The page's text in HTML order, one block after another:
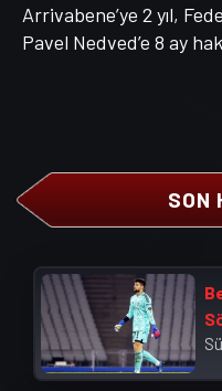
Arrivabene’ye 2 yıl,
Pavel Nedved’e 8 ay
SON